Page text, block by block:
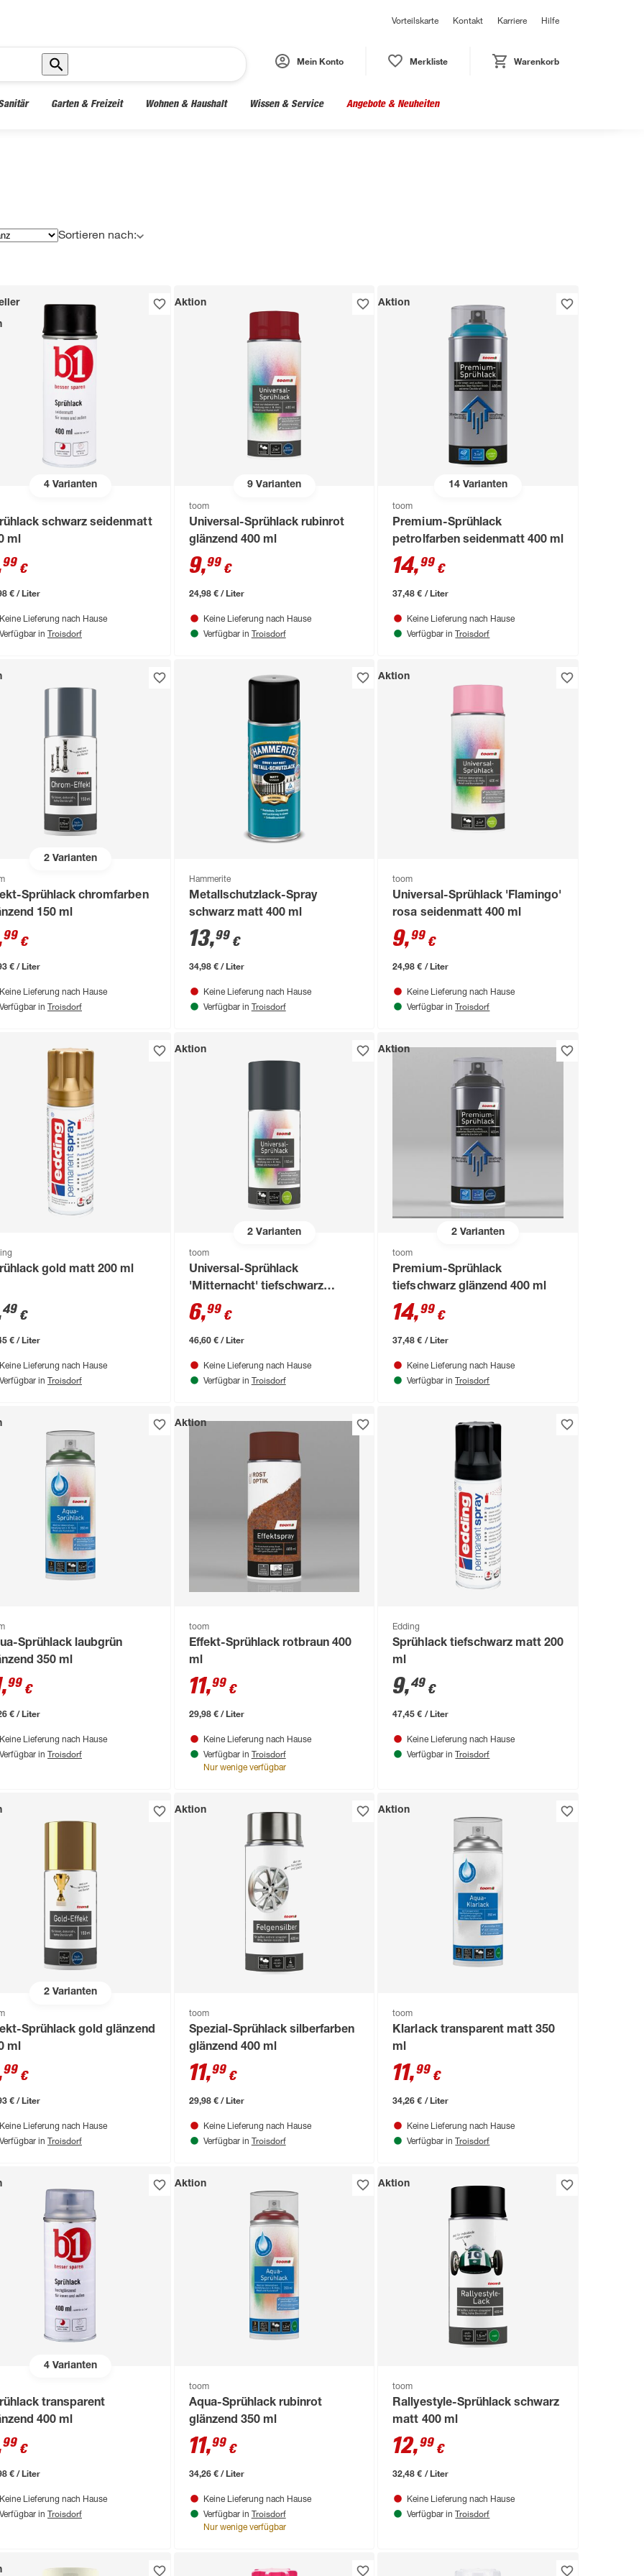
Vorteilskarte Kontakt Karriere Hilfe
Mein Konto Merkliste Warenkorb
Garten & Freizeit Wohnen & Haushalt Wissen & Service Angebote & Neuheiten
Sortieren nach:
4Varianten
schwarz seidenmatt
ml
99 €
€ / Liter
Keine Lieferung nach Hause
Verfügbar in Troisdorf
9 Varianten
Aktion
toom
Universal-Sprühlack rubinrot
glänzend 400 ml
9,99€
24,98 € / Liter
Keine Lieferung nach Hause
Verfügbar in Troisdorf
14 Varianten
Aktion
toom
Premium-Sprühlack
petrolfarben seidenmatt 400 ml
14,99 €
37,48 € / Liter
Keine Lieferung nach Hause
Verfügbar in Troisdorf
2Varianten
Sprühlack chromfarben
150 ml
99 €
€ / Liter
Keine Lieferung nach Hause
Verfügbar in Troisdorf
Hammerite
Metallschutzlack-Spray
schwarz matt 400 ml
13,99€
34,98 € / Liter
Keine Lieferung nach Hause
Verfügbar in Troisdorf
Aktion
toom
Universal-Sprühlack 'Flamingo'
rosa seidenmatt 400 ml
9,99 €
24,98 € / Liter
Keine Lieferung nach Hause
Verfügbar in Troisdorf
gold matt 200 ml
49 €
€ / Liter
Keine Lieferung nach Hause
Verfügbar in Troisdorf
2 Varianten
Aktion
toom
Universal-Sprühlack
'Mitternacht' tiefschwarz
seidenmatt 150 ml
6,99€
46,60 € / Liter
Keine Lieferung nach Hause
Verfügbar in Troisdorf
2 Varianten
Aktion
toom
Premium-Sprühlack
tiefschwarz glänzend 400 ml
14,99 €
37,48 € / Liter
Keine Lieferung nach Hause
Verfügbar in Troisdorf
Sprühlack laubgrün
350 ml
,99 €
€ / Liter
Keine Lieferung nach Hause
Verfügbar in Troisdorf
Aktion
toom
Effekt-Sprühlack rotbraun 400
ml
11,99€
29,98 € / Liter
Keine Lieferung nach Hause
Verfügbar in Troisdorf
Nur wenige verfügbar
Edding
Sprühlack tiefschwarz matt 200
ml
9,49 €
47,45 € / Liter
Keine Lieferung nach Hause
Verfügbar in Troisdorf
2Varianten
Sprühlack gold glänzend
ml
99 €
€ / Liter
Keine Lieferung nach Hause
Verfügbar in Troisdorf
Aktion
toom
Spezial-Sprühlack silberfarben
glänzend 400 ml
11,99€
29,98 € / Liter
Keine Lieferung nach Hause
Verfügbar in Troisdorf
Aktion
toom
Klarlack transparent matt 350
ml
11,99 €
34,26 € / Liter
Keine Lieferung nach Hause
Verfügbar in Troisdorf
4Varianten
transparent
400 ml
99 €
€ / Liter
Keine Lieferung nach Hause
Verfügbar in Troisdorf
Aktion
toom
Aqua-Sprühlack rubinrot
glänzend 350 ml
11,99€
34,26 € / Liter
Keine Lieferung nach Hause
Verfügbar in Troisdorf
Nur wenige verfügbar
Aktion
toom
Rallyestyle-Sprühlack schwarz
matt 400 ml
12,99 €
32,48 € / Liter
Keine Lieferung nach Hause
Verfügbar in Troisdorf